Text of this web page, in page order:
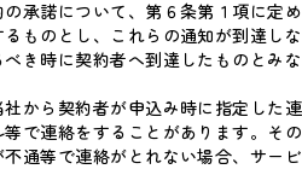
承諾について、第６条第１項に定め
ものとし、これらの通知が到達しな
き時に契約者へ到達したものとみな
から契約者が申込み時に指定した連
で連絡をすることがあります。その
通等で連絡がとれない場合、サービ